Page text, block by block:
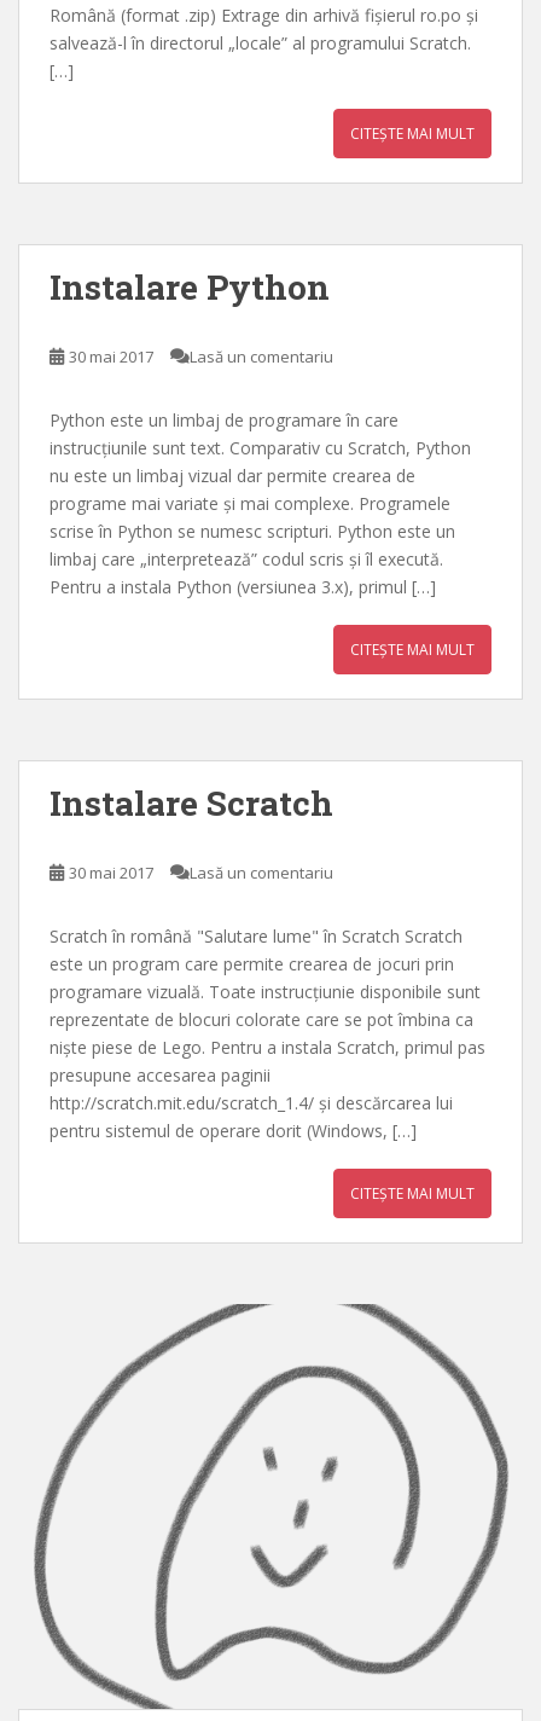
Română (format .zip) Extrage din arhivă fișierul ro.po și
salvează-l în directorul „locale” al programului Scratch.
[…]
CITEȘTE MAI MULT
Instalare Python
30 mai 2017 Lasă un comentariu
Python este un limbaj de programare în care
instrucțiunile sunt text. Comparativ cu Scratch, Python
nu este un limbaj vizual dar permite crearea de
programe mai variate și mai complexe. Programele
scrise în Python se numesc scripturi. Python este un
limbaj care „interpretează” codul scris și îl execută.
Pentru a instala Python (versiunea 3.x), primul […]
CITEȘTE MAI MULT
Instalare Scratch
30 mai 2017 Lasă un comentariu
Scratch în română "Salutare lume" în Scratch Scratch
este un program care permite crearea de jocuri prin
programare vizuală. Toate instrucțiunie disponibile sunt
reprezentate de blocuri colorate care se pot îmbina ca
niște piese de Lego. Pentru a instala Scratch, primul pas
presupune accesarea paginii
http://scratch.mit.edu/scratch_1.4/ și descărcarea lui
pentru sistemul de operare dorit (Windows, […]
CITEȘTE MAI MULT